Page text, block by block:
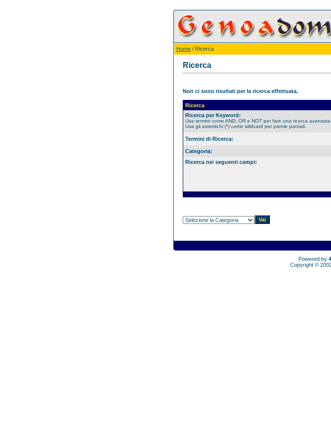
Home / Ricerca
Ricerca
Non ci sono risultati per la ricerca effettuata.
Ricerca
Ricerca per Keyword:
Usa termini come AND, OR e NOT per fare una ricerca avanzata.
Usa gli asterischi (*) come wildcard per parole parziali.
Termini di Ricerca:
Categoria:
Ricerca nei seguenti campi:
Powered by
Copyright ©